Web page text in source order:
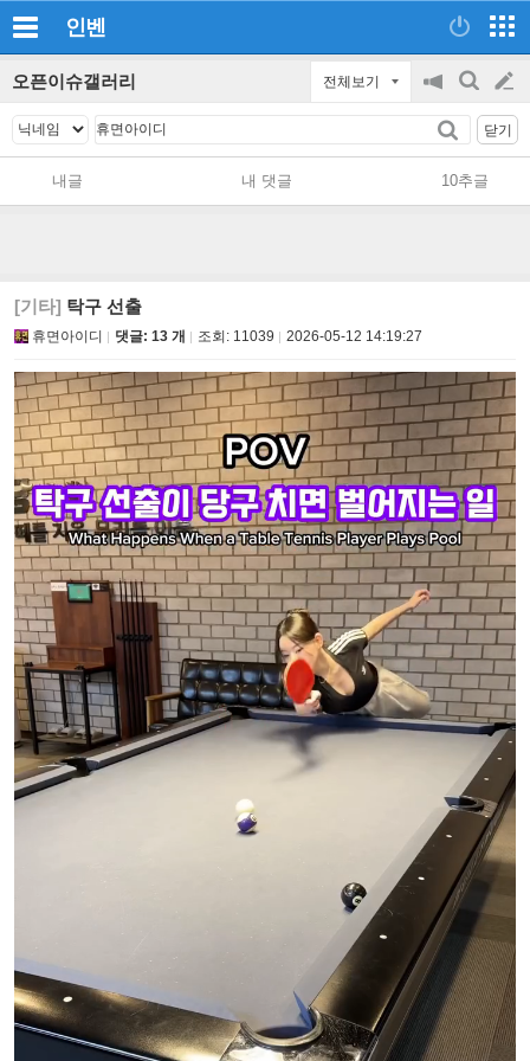
인벤
오픈이슈갤러리 전체보기
공
지
on/off
검
글
쓰
닫기
내글 내 댓글 10추글
[기타] 탁구 선출
휴면아이디 댓글: 13 개 조회: 11039 2026-05-12 14:19:27